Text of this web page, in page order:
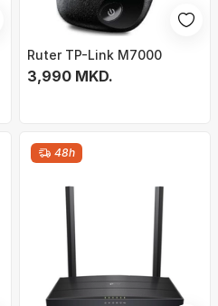
Ruter TP-Link M7000
3,990 MKD.
48h